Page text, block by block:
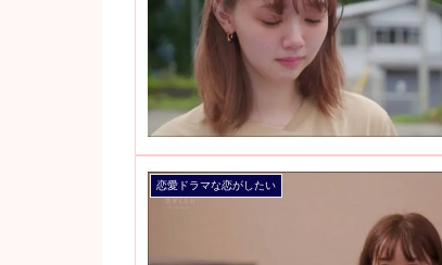
恋愛ドラマな恋がしたい